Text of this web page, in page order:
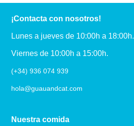
¡Contacta con nosotros!
Lunes a jueves de 10:00h a 18:00h.
Viernes de 10:00h a 15:00h.
(+34) 936 074 939
hola@guauandcat.com
Nuestra comida